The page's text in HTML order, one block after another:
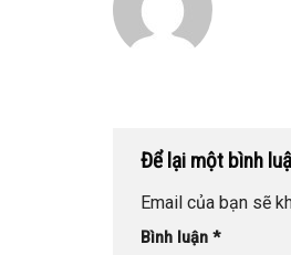
Để lại một bình
Email của bạn sẽ
Bình luận *